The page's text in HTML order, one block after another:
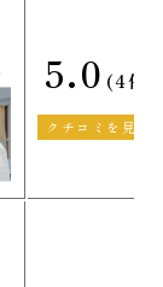
5.0 (4件)
クチコミを見る